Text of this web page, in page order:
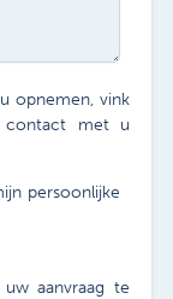
opnemen, vink
met u
persoonlijke
aanvraag te